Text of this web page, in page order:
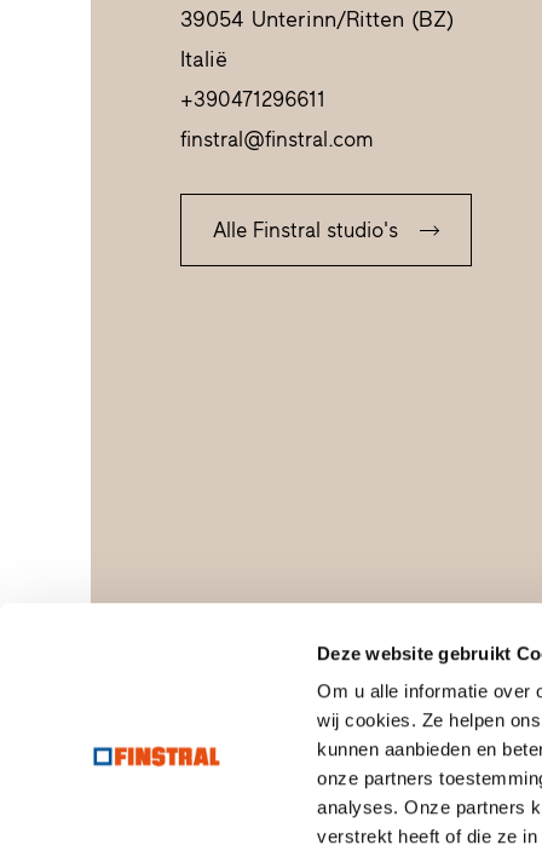
Deze website gebruikt
Om u alle informatie over
wij cookies. Ze helpen
kunnen aanbieden en
onze partners
analyses. Onze partners
verstrekt heeft of die ze
39054 Unterinn/Ritten (BZ)
Italië
+390471296611
finstral@finstral.com
Alle Finstral studio's
Bedrijfskapitaal: €
BTW-nr.: IT00122260219